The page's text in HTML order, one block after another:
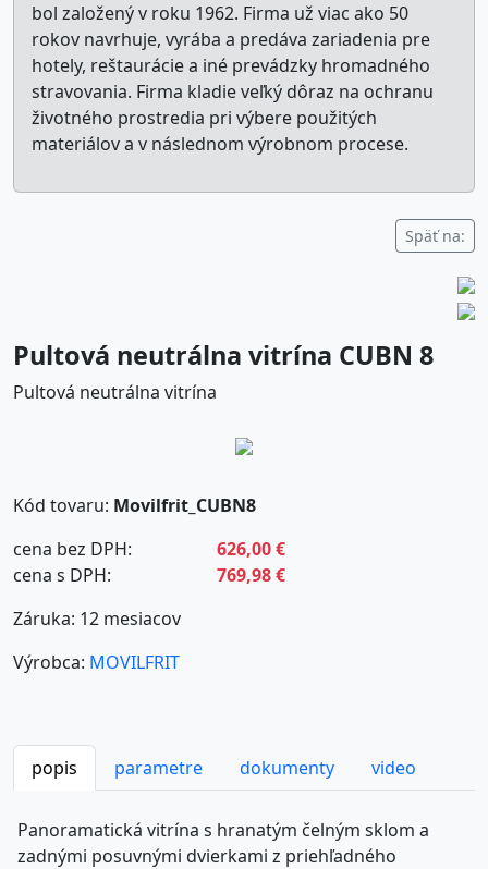
bol založený v roku 1962. Firma už viac ako 50
rokov navrhuje, vyrába a predáva zariadenia pre
hotely, reštaurácie a iné prevádzky hromadného
stravovania. Firma kladie veľký dôraz na ochranu
životného prostredia pri výbere použitých
materiálov a v následnom výrobnom procese.
Pultová neutrálna vitrína CUBN 8
Pultová neutrálna vitrína
Späť na:
Kód tovaru: Movilfrit_CUBN8
cena bez DPH:
626,00 €
cena s DPH:
769,98 €
Záruka: 12 mesiacov
Výrobca: MOVILFRIT
popis parametre dokumenty video
Panoramatická vitrína s hranatým čelným sklom a
zadnými posuvnými dvierkami z priehľadného